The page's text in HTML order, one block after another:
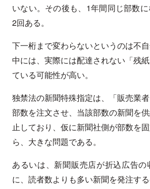
いない。その後も、1年間同じ部数
2回ある。
下一桁まで変わらないというのは不
中には、実際には配達されない「残
ている可能性が高い。
独禁法の新聞特殊指定は、「販売業
部数を注文させ、当該部数の新聞を
止しており、仮に新聞社側が部数を
ら、大きな問題である。
あるいは、新聞販売店が折込広告
に、読者数よりも多い新聞を発注す